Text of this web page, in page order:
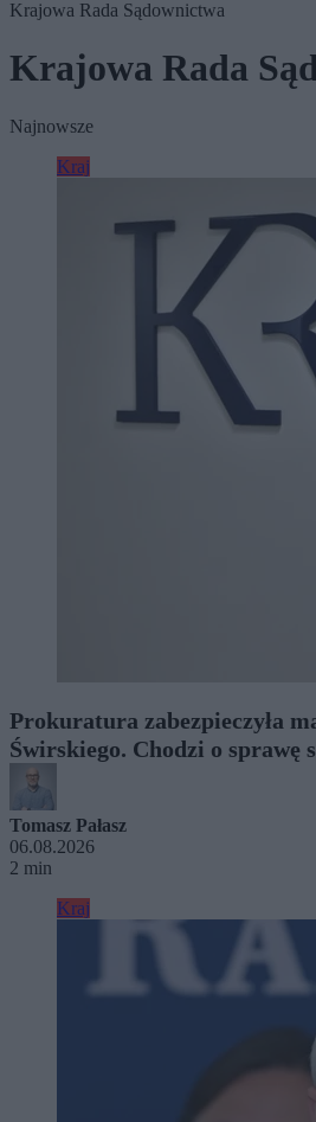
Krajowa Rada Sądownictwa
Krajowa Rada
Najnowsze
Kraj
Prokuratura zabezpieczyła
Świrskiego. Chodzi o sprawę
Tomasz Pałasz
06.08.2026
2 min
Kraj